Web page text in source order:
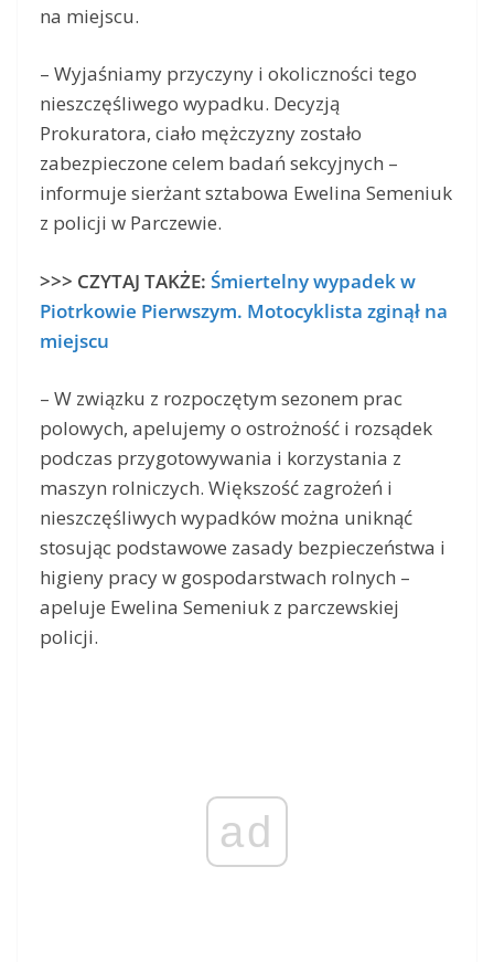
na miejscu.
– Wyjaśniamy przyczyny i okoliczności tego
nieszczęśliwego wypadku. Decyzją
Prokuratora, ciało mężczyzny zostało
zabezpieczone celem badań sekcyjnych –
informuje sierżant sztabowa Ewelina Semeniuk
z policji w Parczewie.
>>> CZYTAJ TAKŻE: Śmiertelny wypadek w
Piotrkowie Pierwszym. Motocyklista zginął na
miejscu
– W związku z rozpoczętym sezonem prac
polowych, apelujemy o ostrożność i rozsądek
podczas przygotowywania i korzystania z
maszyn rolniczych. Większość zagrożeń i
nieszczęśliwych wypadków można uniknąć
stosując podstawowe zasady bezpieczeństwa i
higieny pracy w gospodarstwach rolnych –
apeluje Ewelina Semeniuk z parczewskiej
policji.
ad